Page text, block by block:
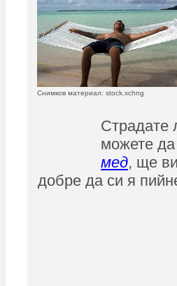
Снимков материал: stock.xchng
Страдате
можете
мед, ще
добре да си я